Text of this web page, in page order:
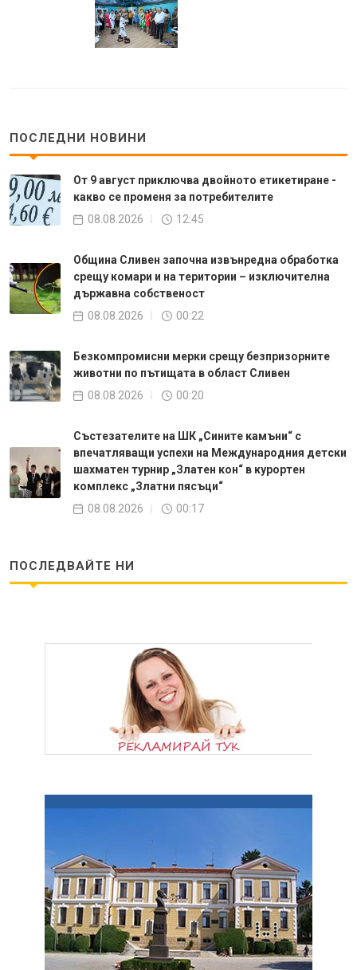
ПОСЛЕДНИ НОВИНИ
От 9 август приключва двойното етикетиране -
какво се променя за потребителите
08.08.2026
12:45
Община Сливен започна извънредна обработка
срещу комари и на територии – изключителна
държавна собственост
08.08.2026
00:22
Безкомпромисни мерки срещу безпризорните
животни по пътищата в област Сливен
08.08.2026
00:20
Състезателите на ШК „Сините камъни“ с
впечатляващи успехи на Международния детски
шахматен турнир „Златен кон“ в курортен
комплекс „Златни пясъци“
08.08.2026
00:17
ПОСЛЕДВАЙТЕ НИ